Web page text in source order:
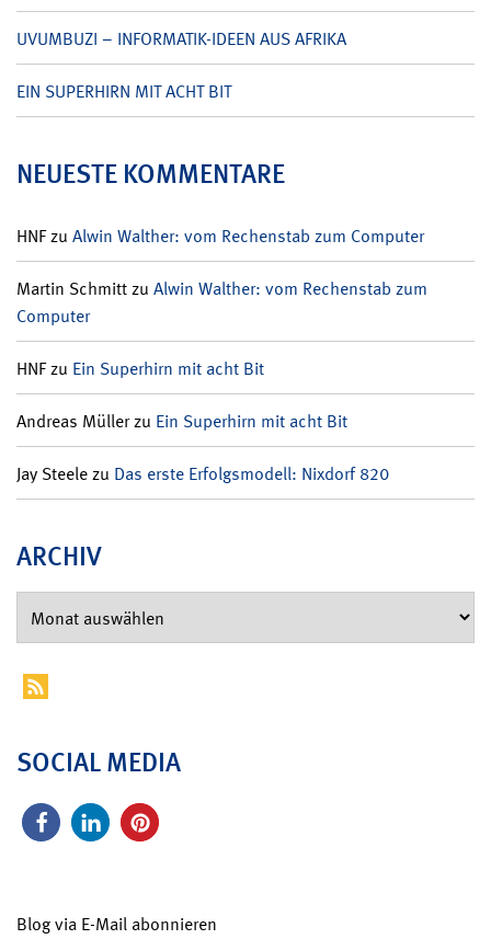
UVUMBUZI – INFORMATIK-IDEEN AUS AFRIKA
EIN SUPERHIRN MIT ACHT BIT
NEUESTE KOMMENTARE
HNFzu Alwin Walther: vom Rechenstab zum Computer
Martin Schmittzu Alwin Walther: vom Rechenstab zum
Computer
HNFzu Ein Superhirn mit acht Bit
Andreas Müllerzu Ein Superhirn mit acht Bit
Jay Steelezu Das erste Erfolgsmodell: Nixdorf 820
ARCHIV
SOCIAL MEDIA
Blog via E-Mail abonnieren